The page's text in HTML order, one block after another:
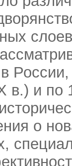
в.) и по
о